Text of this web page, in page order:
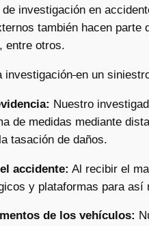
investigación en
también hacen
entre otros.
investigación en un
Nuestro
de medidas mediante
tasación de daños.
accidente: Al recibir el
y plataformas para
de los vehículos: